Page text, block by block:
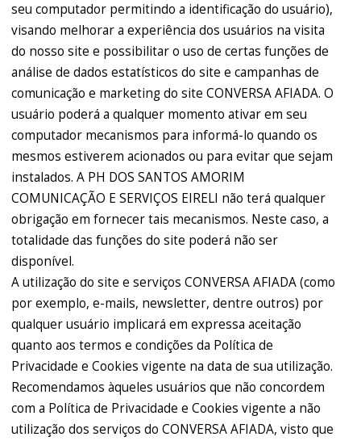
seu computador permitindo a identificação do usuário),
visando melhorar a experiência dos usuários na visita
do nosso site e possibilitar o uso de certas funções de
análise de dados estatísticos do site e campanhas de
comunicação e marketing do site CONVERSA AFIADA. O
usuário poderá a qualquer momento ativar em seu
computador mecanismos para informá-lo quando os
mesmos estiverem acionados ou para evitar que sejam
instalados. A PH DOS SANTOS AMORIM
COMUNICAÇÃO E SERVIÇOS EIRELI não terá qualquer
obrigação em fornecer tais mecanismos. Neste caso, a
totalidade das funções do site poderá não ser
disponível.
A utilização do site e serviços CONVERSA AFIADA (como
por exemplo, e-mails, newsletter, dentre outros) por
qualquer usuário implicará em expressa aceitação
quanto aos termos e condições da Política de
Privacidade e Cookies vigente na data de sua utilização.
Recomendamos àqueles usuários que não concordem
com a Política de Privacidade e Cookies vigente a não
utilização dos serviços do CONVERSA AFIADA, visto que